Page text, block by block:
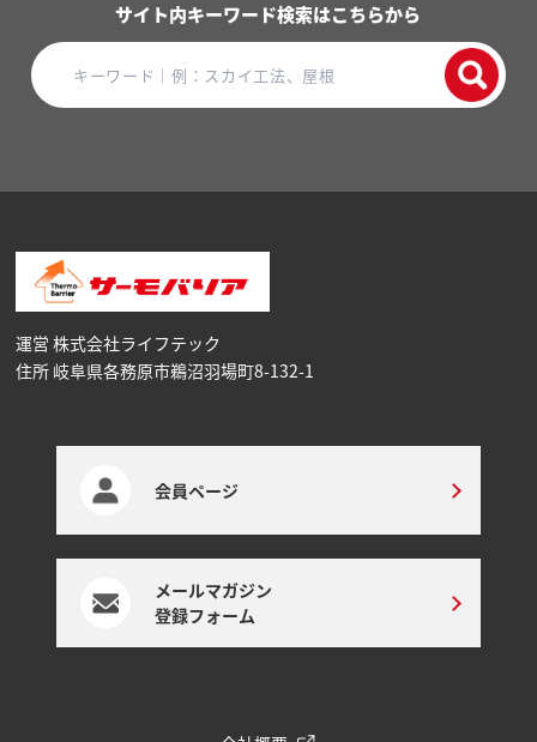
サイト内キーワード検索はこちらから
運営 株式会社ライフテック
住所 岐阜県各務原市鵜沼⽻場町8-132-1
会員ページ
メールマガジン
登録フォーム